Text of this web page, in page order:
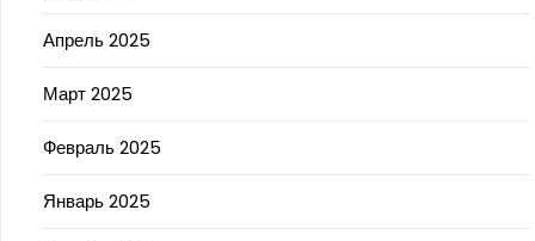
Апрель 2025
Март 2025
Февраль 2025
Январь 2025